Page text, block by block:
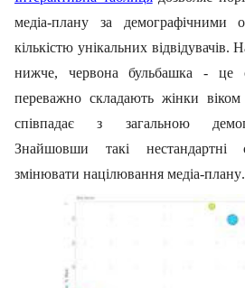
медіа-плану за демографічними
кількістю унікальних відвідувачів.
нижче,
червона бульбашка - це
переважно складають жінки
співпадає з загальною
Знайшовши такі
змінювати націлювання медіа-плану.